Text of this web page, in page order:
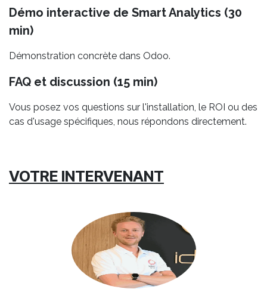
Démo interactive de Smart Analytics (30
min)
Démonstration concrète dans Odoo.
FAQ et discussion (15 min)
Vous posez vos questions sur l'installation, le ROI ou des
cas d'usage spécifiques, nous répondons directement.
VOTRE INTERVENANT